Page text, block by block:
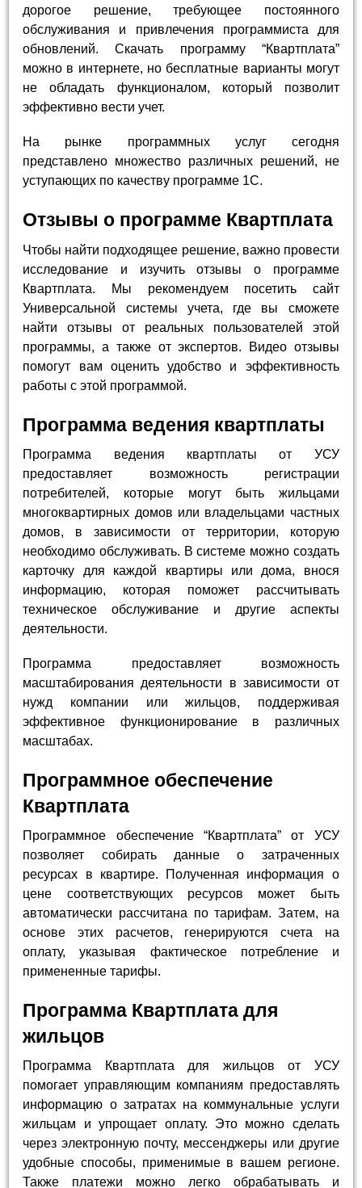
дорогое решение, требующее постоянного
обслуживания и привлечения программиста для
обновлений. Скачать программу “Квартплата”
можно в интернете, но бесплатные варианты могут
не обладать функционалом, который позволит
эффективно вести учет.
На рынке программных услуг сегодня
представлено множество различных решений, не
уступающих по качеству программе 1С.
Отзывы о программе Квартплата
Чтобы найти подходящее решение, важно провести
исследование и изучить отзывы о программе
Квартплата. Мы рекомендуем посетить сайт
Универсальной системы учета, где вы сможете
найти отзывы от реальных пользователей этой
программы, а также от экспертов. Видео отзывы
помогут вам оценить удобство и эффективность
работы с этой программой.
Программа ведения квартплаты
Программа ведения квартплаты от УСУ
предоставляет возможность регистрации
потребителей, которые могут быть жильцами
многоквартирных домов или владельцами частных
домов, в зависимости от территории, которую
необходимо обслуживать. В системе можно создать
карточку для каждой квартиры или дома, внося
информацию, которая поможет рассчитывать
техническое обслуживание и другие аспекты
деятельности.
Программа предоставляет возможность
масштабирования деятельности в зависимости от
нужд компании или жильцов, поддерживая
эффективное функционирование в различных
масштабах.
Программное обеспечение
Квартплата
Программное обеспечение “Квартплата” от УСУ
позволяет собирать данные о затраченных
ресурсах в квартире. Полученная информация о
цене соответствующих ресурсов может быть
автоматически рассчитана по тарифам. Затем, на
основе этих расчетов, генерируются счета на
оплату, указывая фактическое потребление и
примененные тарифы.
Программа Квартплата для
жильцов
Программа Квартплата для жильцов от УСУ
помогает управляющим компаниям предоставлять
информацию о затратах на коммунальные услуги
жильцам и упрощает оплату. Это можно сделать
через электронную почту, мессенджеры или другие
удобные способы, применимые в вашем регионе.
Также платежи можно легко обрабатывать и